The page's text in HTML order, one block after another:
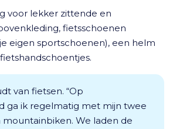
voor lekker zittende en
fietsschoenen
eigen sportschoenen), een helm
van fietsen. “Op
ga ik regelmatig met mijn twee
We laden de